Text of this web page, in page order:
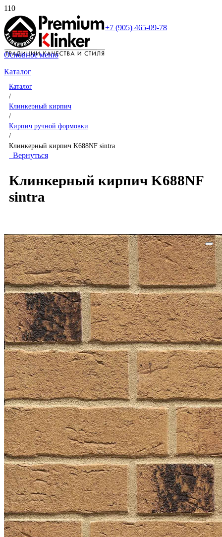
+7 (905) 465-09-78
Основное меню
Каталог
Каталог
/
Клинкерный кирпич
/
Кирпич ручной формовки
/
Клинкерный кирпич K688NF sintra
Вернуться
Клинкерный кирпич K688NF
sintra